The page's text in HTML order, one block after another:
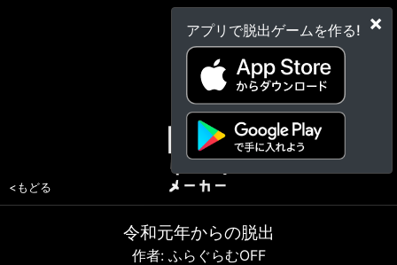
×
アプリで脱出ゲームを作る!
<もどる
令和元年からの脱出
作者: ふらぐらむOFF